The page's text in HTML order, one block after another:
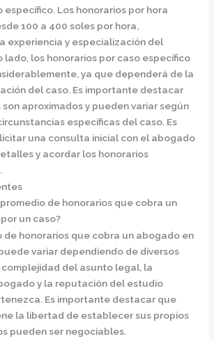
específico. Los honorarios por hora
100 a 400 soles por hora,
experiencia y especialización del
lado, los honorarios por caso específico
ya que dependerá de la
del caso. Es importante destacar
aproximados y pueden variar según
específicas del caso. Es
una consulta inicial con el abogado
y acordar los honorarios
de honorarios que cobra un
un caso?
de honorarios que cobra un abogado en
variar dependiendo de diversos
del asunto legal, la
y la reputación del estudio
Es importante destacar que
la libertad de establecer sus propios
pueden ser negociables.